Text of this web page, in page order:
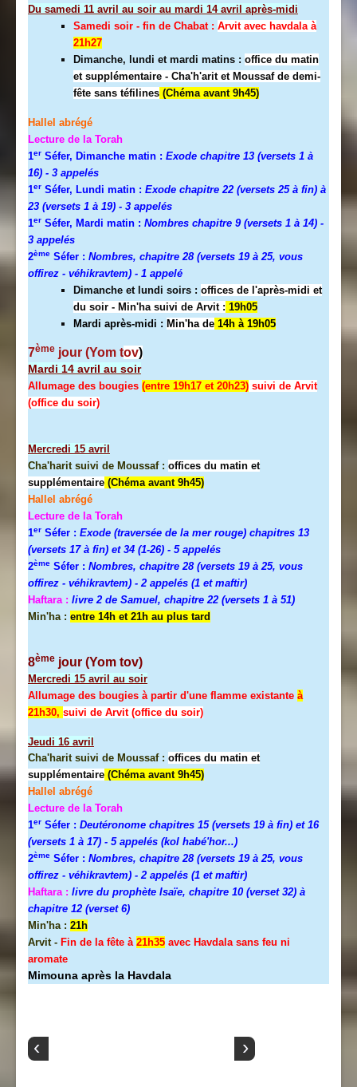
Du samedi 11 avril au soir au mardi 14 avril après-midi
Samedi soir - fin de Chabat : Arvit avec havdala à
21h27
Dimanche, lundi et mardi matins : office du matin
et supplémentaire - Cha'h'arit et Moussaf de demi-
fête sans téfilines (Chéma avant 9h45)
Hallel abrégé
Lecture de la Torah
1er Séfer, Dimanche matin : Exode chapitre 13 (versets 1 à
16) - 3 appelés
1er Séfer, Lundi matin : Exode chapitre 22 (versets 25 à fin) à
23 (versets 1 à 19) - 3 appelés
1er Séfer, Mardi matin : Nombres chapitre 9 (versets 1 à 14) -
3 appelés
2ème Séfer : Nombres, chapitre 28 (versets 19 à 25, vous
offirez - véhikravtem) - 1 appelé
Dimanche et lundi soirs : offices de l'après-midi et
du soir - Min'ha suivi de Arvit : 19h05
Mardi après-midi : Min'ha de 14h à 19h05
7ème jour (Yom tov)
Mardi 14 avril au soir
Allumage des bougies (entre 19h17 et 20h23) suivi de Arvit
(office du soir)
Mercredi 15 avril
Cha'harit suivi de Moussaf : offices du matin et
supplémentaire (Chéma avant 9h45)
Hallel abrégé
Lecture de la Torah
1er Séfer : Exode (traversée de la mer rouge) chapitres 13
(versets 17 à fin) et 34 (1-26) - 5 appelés
2ème Séfer : Nombres, chapitre 28 (versets 19 à 25, vous
offirez - véhikravtem) - 2 appelés (1 et maftir)
Haftara : livre 2 de Samuel, chapitre 22 (versets 1 à 51)
Min'ha : entre 14h et 21h au plus tard
8ème jour (Yom tov)
Mercredi 15 avril au soir
Allumage des bougies à partir d'une flamme existante à
21h30, suivi de Arvit (office du soir)
Jeudi 16 avril
Cha'harit suivi de Moussaf : offices du matin et
supplémentaire (Chéma avant 9h45)
Hallel abrégé
Lecture de la Torah
1er Séfer : Deutéronome chapitres 15 (versets 19 à fin) et 16
(versets 1 à 17) - 5 appelés (kol habé'hor...)
2ème Séfer : Nombres, chapitre 28 (versets 19 à 25, vous
offirez - véhikravtem) - 2 appelés (1 et maftir)
Haftara : livre du prophète Isaïe, chapitre 10 (verset 32) à
chapitre 12 (verset 6)
Min'ha : 21h
Arvit - Fin de la fête à 21h35 avec Havdala sans feu ni
aromate
Mimouna après la Havdala
‹ ›